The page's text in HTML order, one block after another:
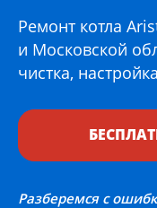
Ремонт котла
и Московской
чистка,
Разберемся с